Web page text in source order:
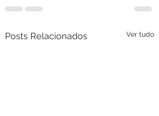
Posts Relacionados Ver tudo